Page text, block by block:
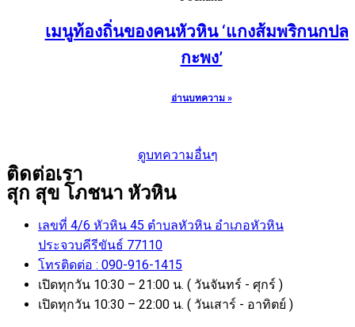
เมนูท้องถิ่นของคนหัวหิน ‘แกงส้มพริกนกปล
กะพง’
อ่านบทความ »
ดูบทความอื่นๆ
ติดต่อเรา
สุก สุข โภชนา หัวหิน
เลขที่ 4/6 หัวหิน 45 ตำบลหัวหิน อำเภอหัวหิน
ประจวบคีรีขันธ์ 77110
โทรติดต่อ : 090-916-1415
เปิดทุกวัน 10:30 – 21:00 น. ( วันจันทร์ - ศุกร์ )
เปิดทุกวัน 10:30 – 22:00 น. ( วันเสาร์ - อาทิตย์ )